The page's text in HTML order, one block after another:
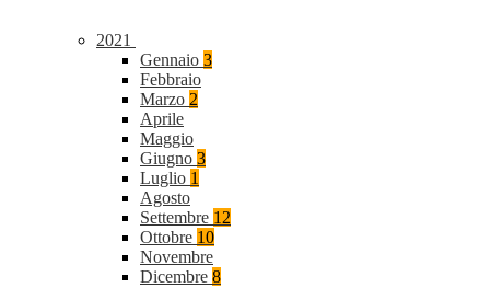
2021
Gennaio 3
Febbraio
Marzo 2
Aprile
Maggio
Giugno 3
Luglio 1
Agosto
Settembre 12
Ottobre 10
Novembre
Dicembre 8